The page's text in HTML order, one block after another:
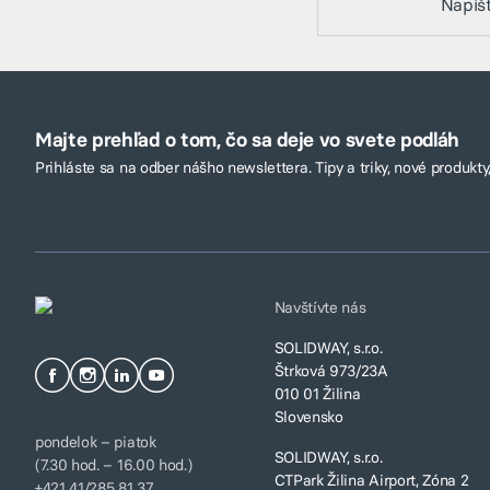
Majte prehľad o tom, čo sa deje vo svete podláh
Prihláste sa na odber nášho newslettera. Tipy a triky, nové
pondelok – piatok
(7.30 hod. – 16.00 hod.)
Navštívte nás
SOLIDWAY, s.r.o.
Štrková 973/23A
010 01 Žilina
Slovensko
SOLIDWAY, s.r.o.
CTPark Žilina Airport, Zóna 2